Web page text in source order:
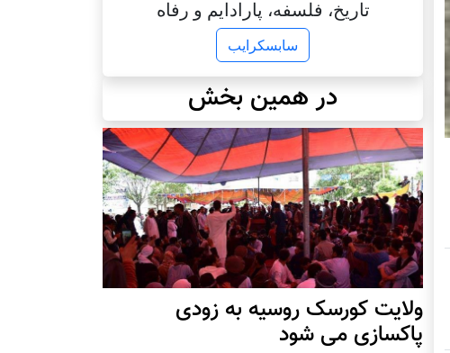
تاریخ، فلسفه، پارادایم و رفاه
سابسکرایب
در همین بخش
ولایت کورسک روسیه به زودی
پاکسازی می شود